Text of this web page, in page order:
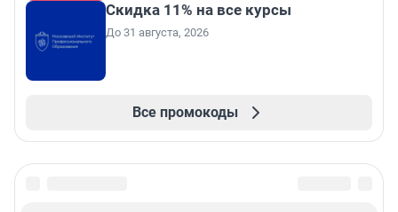
Скидка 11% на все курсы
До 31 августа, 2026
Все промокоды